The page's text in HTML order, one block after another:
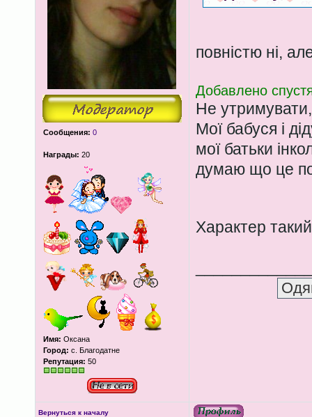
Сообщения: 0
Награды: 20
Имя: Оксана
Город: с. Благодатне
Репутация: 50
повністю ні,
Добавлено
Не
Мої бабуся і
мої батьки
думаю що це
Характер
Вернуться к началу